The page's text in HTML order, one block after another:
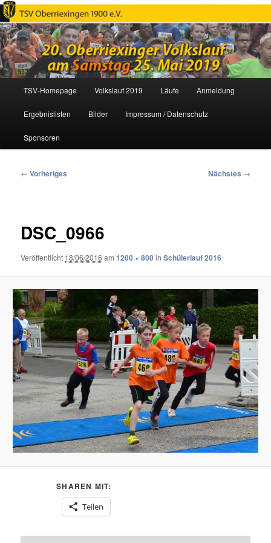
Oberriexinger Volkslauf
Zum
primären
Inhalt
springen
TSV-Homepage Volkslauf 2019 Läufe Anmeldung
Ergebnislisten Bilder Impressum / Datenschutz
Sponsoren
Bilder-
← Vorheriges Nächstes →
DSC_0966
Veröffentlicht 18/06/2016 am1200 × 800inSchülerlauf 2016
SHAREN MIT:
Teilen